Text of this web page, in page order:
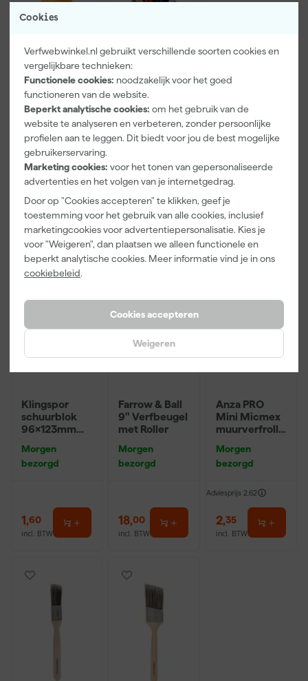
Cookies
Verfwebwinkel.nl gebruikt verschillende soorten cookies en
vergelijkbare technieken:
Functionele cookies: noodzakelijk voor het goed
functioneren van de website.
Beperkt analytische cookies: om het gebruik van de
website te analyseren en verbeteren, zonder persoonlijke
profielen aan te leggen. Dit biedt voor jou de best mogelijke
gebruikerservaring.
Marketing cookies: voor het tonen van gepersonaliseerde
advertenties en het volgen van je internetgedrag.
Door op "Cookies accepteren" te klikken, geef je
toestemming voor het gebruik van alle cookies, inclusief
marketingcookies voor advertentiepersonalisatie. Kies je
voor "Weigeren", dan plaatsen we alleen functionele en
beperkt analytische cookies. Meer informatie vind je in ons
cookiebeleid.
Cookies accepteren
Weigeren
Paintura
Lucamax
Washi tape -
50mx24mm
Morgen
bezorgd
3,99
incl. BTW
Farrow & Ball
F&B
Kleurenwaaie
r
bezorgd
22,00
incl. BTW
Go!Paint Roll
And Go
Verfbak -
12cm Roller -
Inzetbakken
bezorgd
3, 99
incl. BTW
Onze Top 10
Klingspor
schuurblok
96x123mm
Morgen
bezorgd
1,60
incl. BTW
Farrow & Ball
9" Verfbeugel
met Roller
Morgen
bezorgd
18,00
incl. BTW
Anza PRO
Mini Micmex
muurverfrolle
Morgen
bezorgd
Adviesprijs 2,62
2,35
incl. BTW